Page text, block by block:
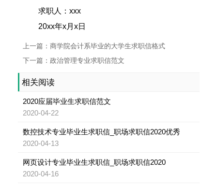
求职人：xxx
20xx年x月x日
上一篇：商学院会计系毕业的大学生求职信格式
下一篇：政治管理专业求职信范文
相关阅读
2020应届毕业生求职信范文
2020-04-22
数控技术专业毕业生求职信_职场求职信2020优秀
2020-04-13
网页设计专业毕业生求职信_职场求职信2020
2020-04-16